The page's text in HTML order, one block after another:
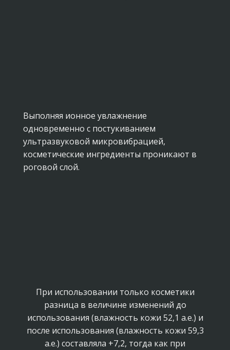
Выполняя ионное увлажнение
одновременно с постукиванием
ультразвуковой микровибрацией,
косметические ингредиенты проникают в
роговой слой.
При использовании только косметики
разница в величине изменений до
использования (влажность кожи 52,1 а.е.) и
после использования (влажность кожи 59,3
а.е.) составляла +7,2, тогда как при